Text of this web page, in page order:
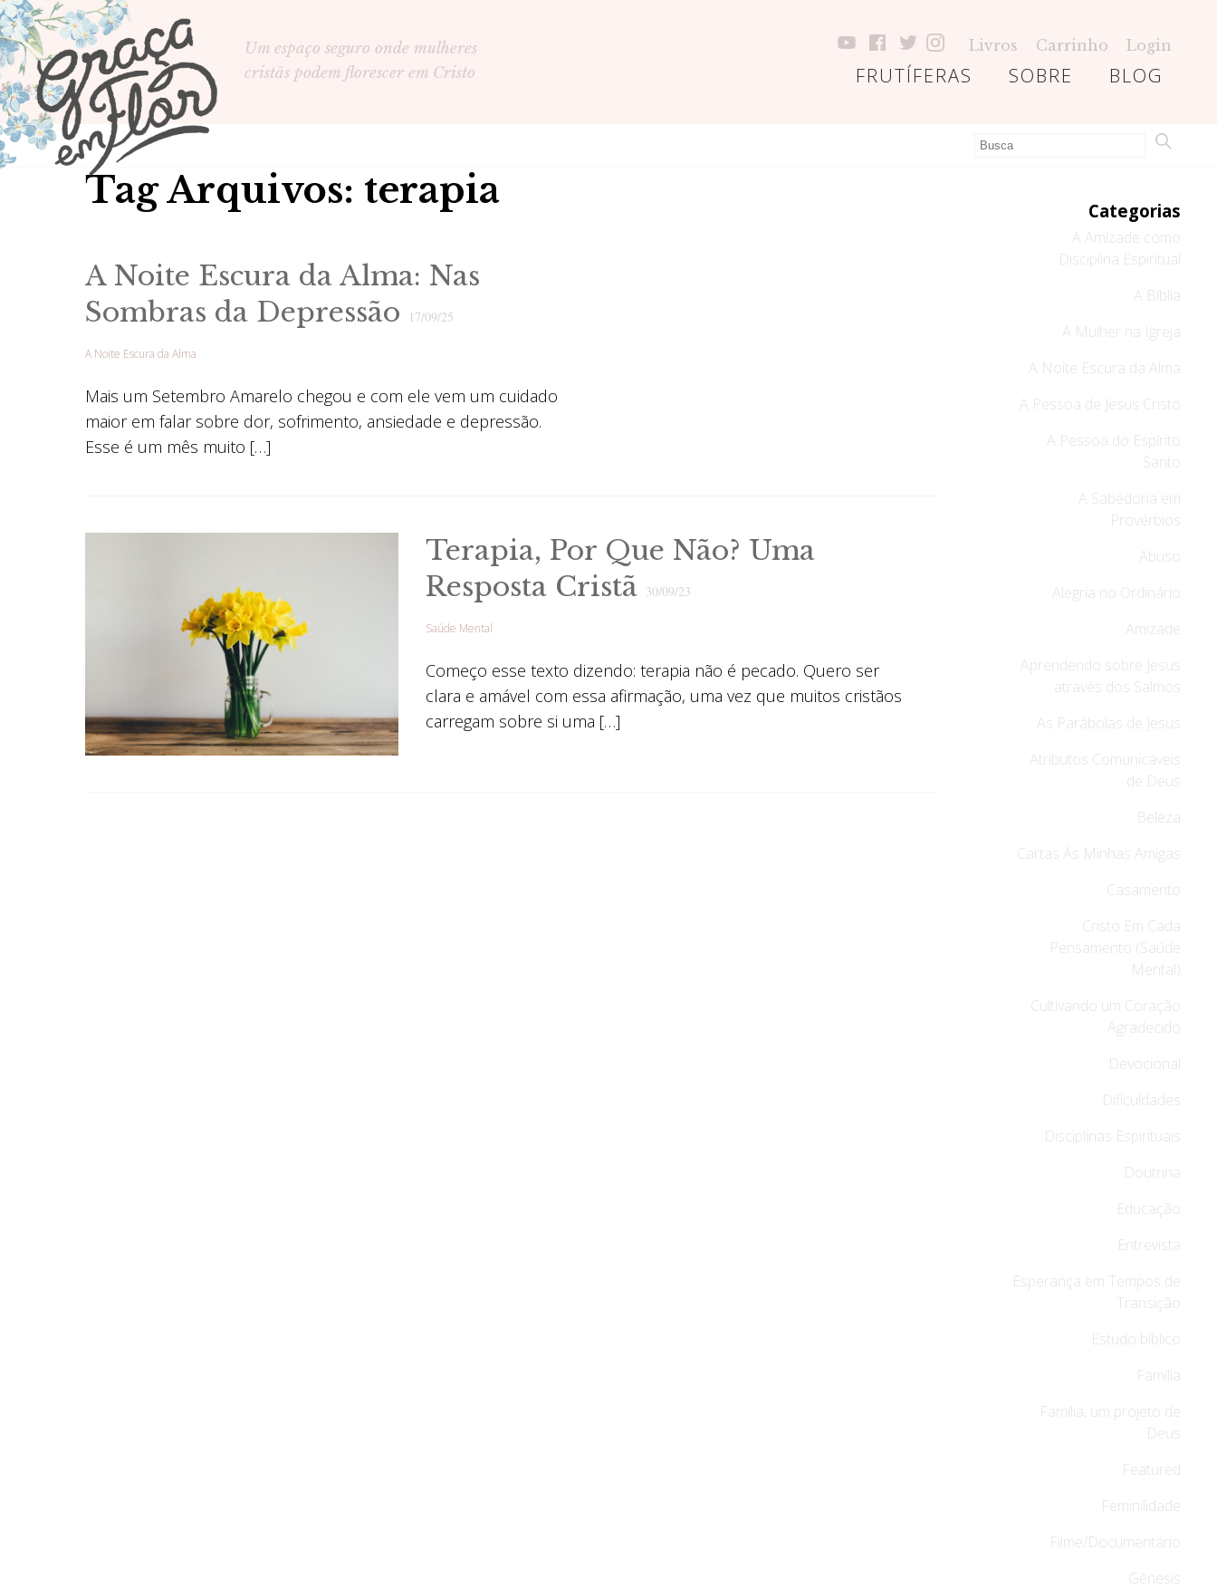
Um espaço seguro onde mulheres
cristãs podem florescer em Cristo
Livros Carrinho Login
BLOG
SOBRE
FRUTÍFERAS
Tag Arquivos: terapia
A Noite Escura da Alma: Nas
Sombras da Depressão
17/09/25
A Noite Escura da Alma
Mais um Setembro Amarelo chegou e com ele vem um cuidado
maior em falar sobre dor, sofrimento, ansiedade e depressão.
Esse é um mês muito […]
Terapia, Por Que Não? Uma
Resposta Cristã 30/09/23
Saúde Mental
Começo esse texto dizendo: terapia não é pecado. Quero ser
clara e amável com essa afirmação, uma vez que muitos cristãos
carregam sobre si uma […]
Categorias
A Amizade como
Disciplina Espiritual
A Bíblia
A Mulher na Igreja
A Noite Escura da Alma
A Pessoa de Jesus Cristo
A Pessoa do Espírito
Santo
A Sabedoria em
Provérbios
Abuso
Alegria no Ordinário
Amizade
Aprendendo sobre Jesus
através dos Salmos
As Parábolas de Jesus
Atributos Comunicáveis
de Deus
Beleza
Cartas Às Minhas Amigas
Casamento
Cristo Em Cada
Pensamento (Saúde
Mental)
Cultivando um Coração
Agradecido
Devocional
Dificuldades
Disciplinas Espirituais
Doutrina
Educação
Entrevista
Esperança em Tempos de
Transição
Estudo bíblico
Família
Família, um projeto de
Deus
Featured
Feminilidade
Filme/Documentário
Gênesis